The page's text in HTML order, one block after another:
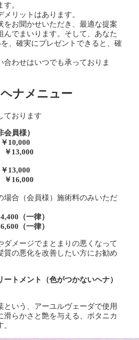
。
リットはあります。
をお聞かせいただき、最適な提案
んでまいります。そして、あなた
、確実にプレゼントできると、確
合わせはいつでも承っておりま
ナメニュー
ております
会員様）
10,000
￥13,000
13,000
￥16,000
場合（会員様）施術料のみいただ
（一律）
（一律）
ダメージでまとまりの悪くなって
質の悪化を改善したい方にお勧め
トメント（色がつかないヘナ）
という、アーユルヴェーダで使用
滑らかさと艶を与える、ボタニカ